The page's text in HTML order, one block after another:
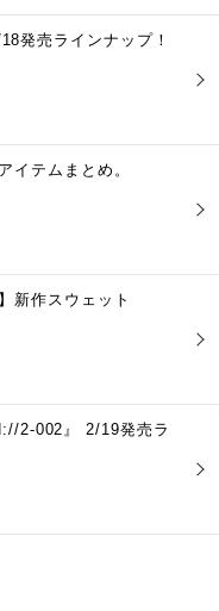
発売ラインナップ！
イテムまとめ。
新作スウェット
2-002』 2/19発売ラ